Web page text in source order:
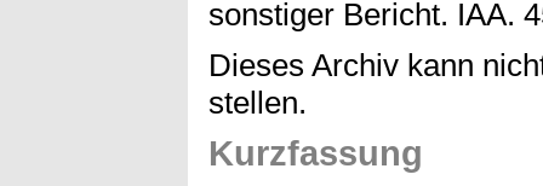
sonstiger Bericht. IAA.
Dieses Archiv kann
stellen.
Kurzfassung